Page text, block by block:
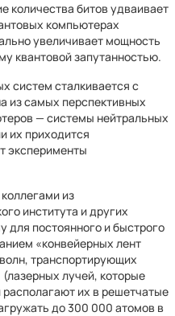
количества битов удваивает
компьютерах
увеличивает мощность
квантовой запутанностью.
систем сталкивается с
из самых перспективных
— системы нейтральных
их приходится
эксперименты
из
института и других
для постоянного и быстрого
«конвейерных лент
транспортирующих
лучей, которые
их в решетчатые
до 300 000 атомов в